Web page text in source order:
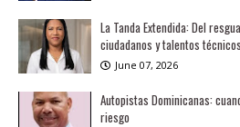
La Tanda Extendida: Del
ciudadanos y talentos técnicos
June 07, 2026
Autopistas Dominicanas:
riesgo